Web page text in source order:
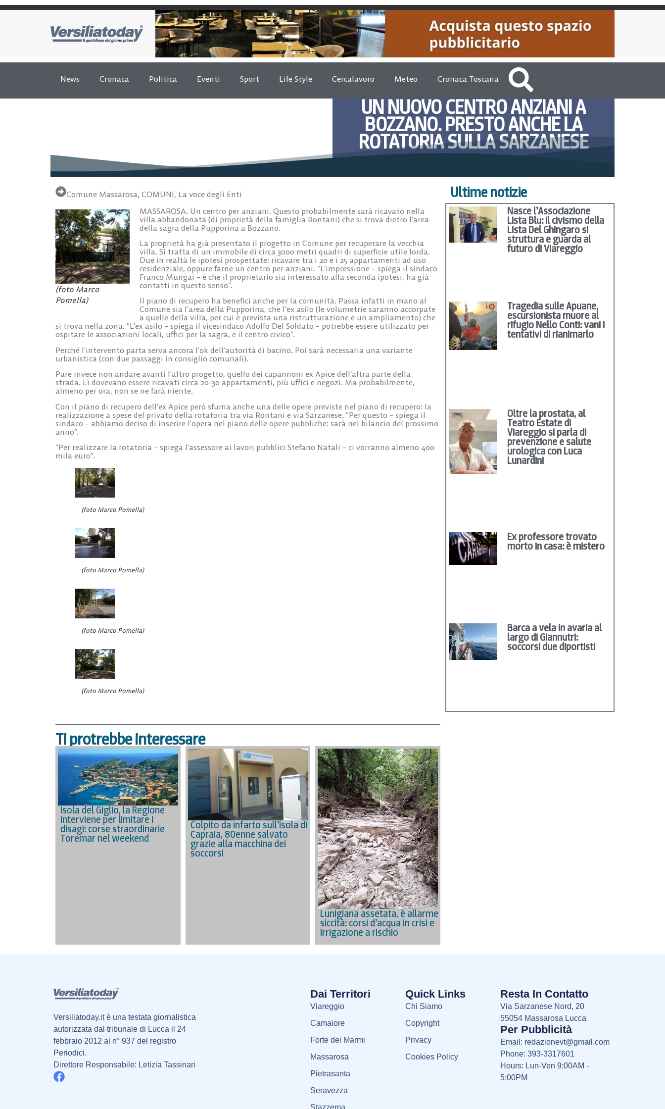
News Cronaca Politica Eventi Sport Life Style Cercalavoro Meteo Cronaca Toscana
UN NUOVO CENTRO ANZIANI A
BOZZANO. PRESTO ANCHE LA
ROTATORIA SULLA SARZANESE
Comune Massarosa, COMUNI, La voce degli Enti
(foto Marco
Pomella)
MASSAROSA. Un centro per anziani. Questo probabilmente sarà ricavato nella
villa abbandonata (di proprietà della famiglia Rontani) che si trova dietro l’area
della sagra della Pupporina a Bozzano.
La proprietà ha già presentato il progetto in Comune per recuperare la vecchia
villa. Si tratta di un immobile di circa 3000 metri quadri di superficie utile lorda.
Due in realtà le ipotesi prospettate: ricavare tra i 20 e i 25 appartamenti ad uso
residenziale, oppure farne un centro per anziani. “L’impressione – spiega il sindaco
Franco Mungai – è che il proprietario sia interessato alla seconda ipotesi, ha già
contatti in questo senso”.
Il piano di recupero ha benefici anche per la comunità. Passa infatti in mano al
Comune sia l’area della Pupporina, che l’ex asilo (le volumetrie saranno accorpate
a quelle della villa, per cui è prevista una ristrutturazione e un ampliamento) che
si trova nella zona. “L’ex asilo – spiega il vicesindaco Adolfo Del Soldato – potrebbe essere utilizzato per
ospitare le associazioni locali, uffici per la sagra, e il centro civico”.
Perché l’intervento parta serva ancora l’ok dell’autorità di bacino. Poi sarà necessaria una variante
urbanistica (con due passaggi in consiglio comunali).
Pare invece non andare avanti l’altro progetto, quello dei capannoni ex Apice dell’altra parte della
strada. Lì dovevano essere ricavati circa 20-30 appartamenti, più uffici e negozi. Ma probabilmente,
almeno per ora, non se ne farà niente.
Con il piano di recupero dell’ex Apice però sfuma anche una delle opere previste nel piano di recupero: la
realizzazione a spese del privato della rotatoria tra via Rontani e via Sarzanese. “Per questo – spiega il
sindaco – abbiamo deciso di inserire l’opera nel piano delle opere pubbliche: sarà nel bilancio del prossimo
anno”.
“Per realizzare la rotatoria – spiega l’assessore ai lavori pubblici Stefano Natali – ci vorranno almeno 400
mila euro”.
(foto Marco Pomella)
(foto Marco Pomella)
(foto Marco Pomella)
(foto Marco Pomella)
Ti protrebbe interessare
Isola del Giglio, la Regione
interviene per limitare i
disagi: corse straordinarie
Toremar nel weekend
Colpito da infarto sull’isola di
Capraia, 80enne salvato
grazie alla macchina dei
soccorsi
Lunigiana assetata, è allarme
siccità: corsi d’acqua in crisi e
irrigazione a rischio
Ultime notizie
Nasce l’Associazione
Lista Blu: il civismo della
Lista Del Ghingaro si
struttura e guarda al
futuro di Viareggio
Tragedia sulle Apuane,
escursionista muore al
rifugio Nello Conti: vani i
tentativi di rianimarlo
Oltre la prostata, al
Teatro Estate di
Viareggio si parla di
prevenzione e salute
urologica con Luca
Lunardini
Ex professore trovato
morto in casa: è mistero
Barca a vela in avaria al
largo di Giannutri:
soccorsi due diportisti
Versiliatoday.it è una testata giornalistica
autorizzata dal tribunale di Lucca il 24
febbraio 2012 al n° 937 del registro
Periodici.
Direttore Responsabile: Letizia Tassinari
Dai Territori
Viareggio
Camaiore
Forte dei Marmi
Massarosa
Pietrasanta
Seravezza
Stazzema
Quick Links
Chi Siamo
Copyright
Privacy
Cookies Policy
Resta In Contatto
Via Sarzanese Nord, 20
55054 Massarosa Lucca
Per Pubblicità
Email: redazionevt@gmail.com
Phone: 393-3317601
Hours: Lun-Ven 9:00AM -
5:00PM